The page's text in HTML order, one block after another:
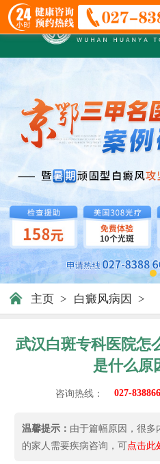
主页 > 白癜风病因 >
武汉白斑专科医院怎
是什么原
咨询热线： 027-
温馨提示： 由于篇幅原因，很多
的家人需要疾病咨询，可点击此